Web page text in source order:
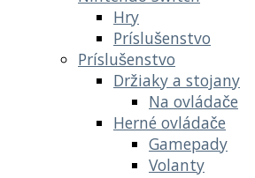
Hry
Príslušenstvo
Príslušenstvo
Držiaky a stojany
Na ovládače
Herné ovládače
Gamepady
Volanty